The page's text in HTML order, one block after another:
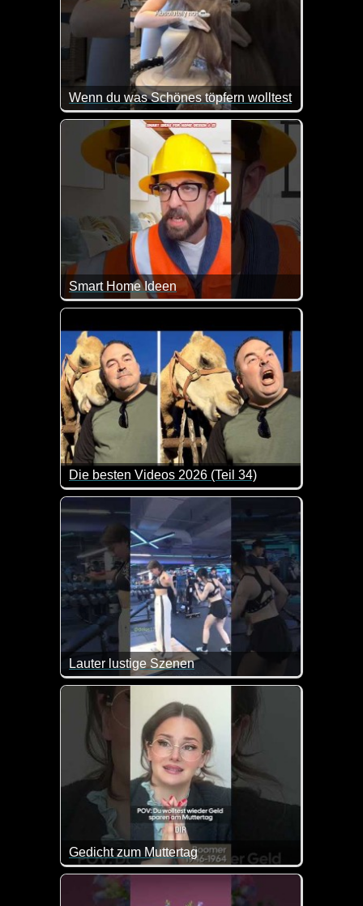
Wenn du was Schönes töpfern wolltest
Töpfern will gelernt sein. Ansonsten passieren
Smart Home Ideen
Da hat es doch mal richtig coole Sachen dabei.
Die besten Videos 2026 (Teil 34)
Eine tolle Zusammenstellung von lustigen
Lauter lustige Szenen
Gedicht zum Muttertag
Also auf dieses Gedicht könnte wohl jede Mutter